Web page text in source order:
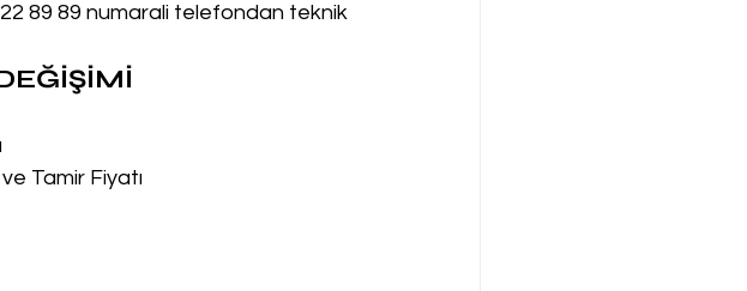
89 89 numarali telefondan teknik
Tamir Fiyatı